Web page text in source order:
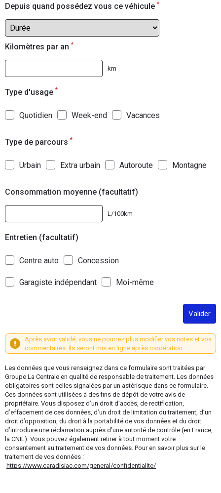
Depuis quand possédez vous ce véhicule *
Kilomètres par an *
km
Type d'usage *
Quotidien Week-end Vacances
Type de parcours *
Urbain Extra urbain Autoroute Montagne
Consommation moyenne (facultatif)
L/100km
Entretien (facultatif)
Centre auto Concession
Garagiste indépendant Moi-même
Valider
Après avoir validé, vous ne pourrez plus modifier vos notes et vos
commentaires. Ils seront mis en ligne après modération.
Les données que vous renseignez dans ce formulaire sont traitées par
Groupe La Centrale en qualité de responsable de traitement. Les données
obligatoires sont celles signalées par un astérisque dans ce formulaire.
Ces données sont utilisées à des fins de dépôt de votre avis de
propriétaire. Vous disposez d’un droit d’accès, de rectification,
d’effacement de ces données, d’un droit de limitation du traitement, d’un
droit d’opposition, du droit à la portabilité de vos données et du droit
d’introduire une réclamation auprès d’une autorité de contrôle (en France,
la CNIL). Vous pouvez également retirer à tout moment votre
consentement au traitement de vos données. Pour en savoir plus sur le
traitement de vos données :
https://www.caradisiac.com/general/confidentialite/